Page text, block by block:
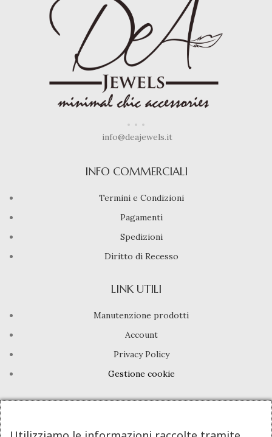
info@deajewels.it
INFO COMMERCIALI
Termini e Condizioni
Pagamenti
Spedizioni
Diritto di Recesso
LINK UTILI
Manutenzione prodotti
Account
Privacy Policy
Gestione cookie
Chi siamo